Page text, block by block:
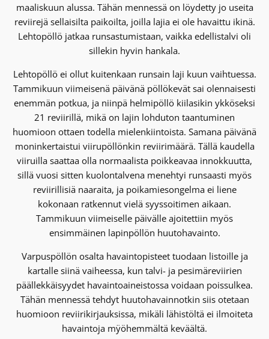
maaliskuun alussa. Tähän mennessä on löydetty jo useita
reviirejä sellaisilta paikoilta, joilla lajia ei ole havaittu ikinä.
Lehtopöllö jatkaa runsastumistaan, vaikka edellistalvi oli
sillekin hyvin hankala.
Lehtopöllö ei ollut kuitenkaan runsain laji kuun vaihtuessa.
Tammikuun viimeisenä päivänä pöllökevät sai olennaisesti
enemmän potkua, ja niinpä helmipöllö kiilasikin ykköseksi
21 reviirillä, mikä on lajin lohduton taantuminen
huomioon ottaen todella mielenkiintoista. Samana päivänä
moninkertaistui viirupöllönkin reviirimäärä. Tällä kaudella
viiruilla saattaa olla normaalista poikkeavaa innokkuutta,
sillä vuosi sitten kuolontalvena menehtyi runsaasti myös
reviirillisiä naaraita, ja poikamiesongelma ei liene
kokonaan ratkennut vielä syyssoitimen aikaan.
Tammikuun viimeiselle päivälle ajoitettiin myös
ensimmäinen lapinpöllön huutohavainto.
Varpuspöllön osalta havaintopisteet tuodaan listoille ja
kartalle siinä vaiheessa, kun talvi- ja pesimäreviirien
päällekkäisyydet havaintoaineistossa voidaan poissulkea.
Tähän mennessä tehdyt huutohavainnotkin siis otetaan
huomioon reviirikirjauksissa, mikäli lähistöltä ei ilmoiteta
havaintoja mÿöhemmältä keväältä.